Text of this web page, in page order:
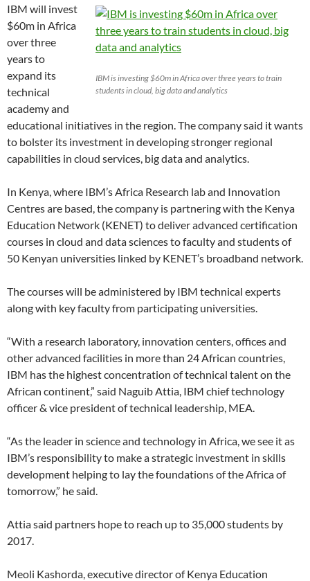
IBM is investing $60m in Africa over three years to train
students in cloud, big data and analytics
IBM will invest
$60m in Africa
over three
years to
expand its
technical
academy and
educational initiatives in the region. The company said it wants
to bolster its investment in developing stronger regional
capabilities in cloud services, big data and analytics.
In Kenya, where IBM’s Africa Research lab and Innovation
Centres are based, the company is partnering with the Kenya
Education Network (KENET) to deliver advanced certification
courses in cloud and data sciences to faculty and students of
50 Kenyan universities linked by KENET’s broadband network.
The courses will be administered by IBM technical experts
along with key faculty from participating universities.
“With a research laboratory, innovation centers, offices and
other advanced facilities in more than 24 African countries,
IBM has the highest concentration of technical talent on the
African continent,” said Naguib Attia, IBM chief technology
officer & vice president of technical leadership, MEA.
“As the leader in science and technology in Africa, we see it as
IBM’s responsibility to make a strategic investment in skills
development helping to lay the foundations of the Africa of
tomorrow,” he said.
Attia said partners hope to reach up to 35,000 students by
2017.
Meoli Kashorda, executive director of Kenya Education